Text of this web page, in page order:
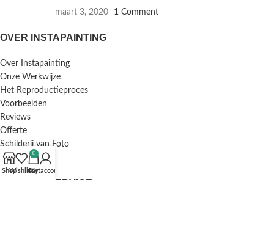
maart 3, 2020 1 Comment
OVER INSTAPAINTING
Over Instapainting
Onze Werkwijze
Het Reproductieproces
Voorbeelden
Reviews
Offerte
Schilderij van Foto
Inlijstservice
KLANTENSERVICE
ShopWishlist
0
Cart
My account